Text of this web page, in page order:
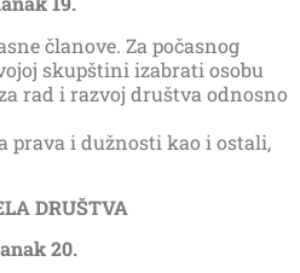
članove. Za počasnog
skupštini izabrati osobu
rad i razvoj društva odnosno
prava i dužnosti kao i ostali,
DRUŠTVA
20.